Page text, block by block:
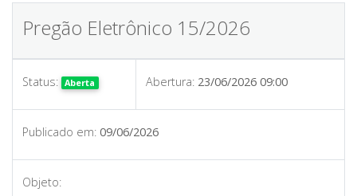
Pregão Eletrônico 15/2026
Status: Aberta Abertura: 23/06/2026 09:00
Publicado em: 09/06/2026
Objeto: